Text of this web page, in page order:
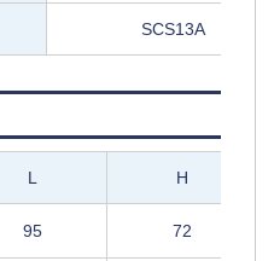
SCS13A
L H
95 72